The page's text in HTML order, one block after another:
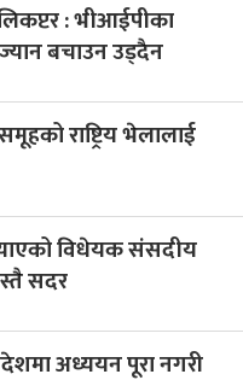
: भीआईपीका
बचाउन उड्दैन
राष्ट्रिय भेलालाई
विधेयक संसदीय
सदर
अध्ययन पूरा नगरी